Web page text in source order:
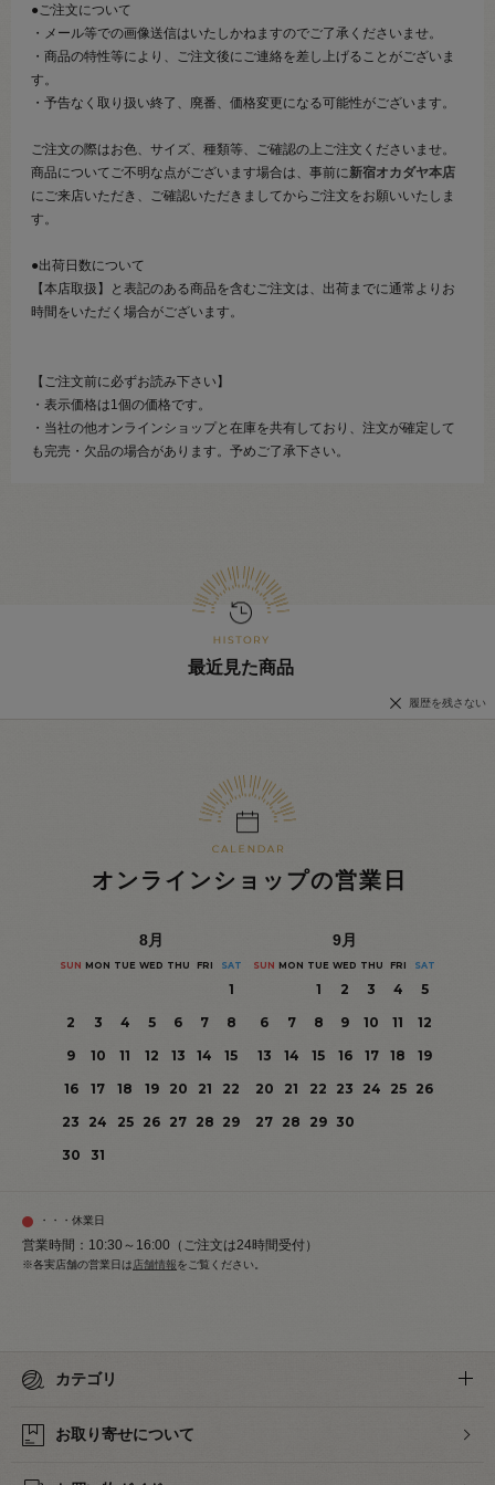
●ご注文について
・メール等での画像送信はいたしかねますのでご了承くださいませ。
・商品の特性等により、ご注文後にご連絡を差し上げることがございま
す。
・予告なく取り扱い終了、廃番、価格変更になる可能性がございます。
ご注文の際はお色、サイズ、種類等、ご確認の上ご注文くださいませ。
商品についてご不明な点がございます場合は、事前に新宿オカダヤ本店
にご来店いただき、ご確認いただきましてからご注文をお願いいたしま
す。
●出荷日数について
【本店取扱】と表記のある商品を含むご注文は、出荷までに通常よりお
時間をいただく場合がございます。
【ご注文前に必ずお読み下さい】
・表示価格は1個の価格です。
・当社の他オンラインショップと在庫を共有しており、注文が確定して
も完売・欠品の場合があります。予めご了承下さい。
最近見た商品
履歴を残さない
オンラインショップの営業日
8月
SUN MON TUE WED THU FRI SAT
1
2
3 4 5 6 7
8
9
10 11 12 13 14
15
16
17 18 19 20 21
22
23
24 25 26 27 28 29
30
31
9月
SUN MON TUE WED THU FRI SAT
1 2 3 4
5
6
7 8 9 10 11
12
13
14 15 16 17 18
19
20
21 22 23 24 25
26
27 28 29 30
・・・休業日
営業時間：10:30～16:00（ご注文は24時間受付）
※各実店舗の営業日は 店舗情報をご覧ください。
カテゴリ
お取り寄せについて